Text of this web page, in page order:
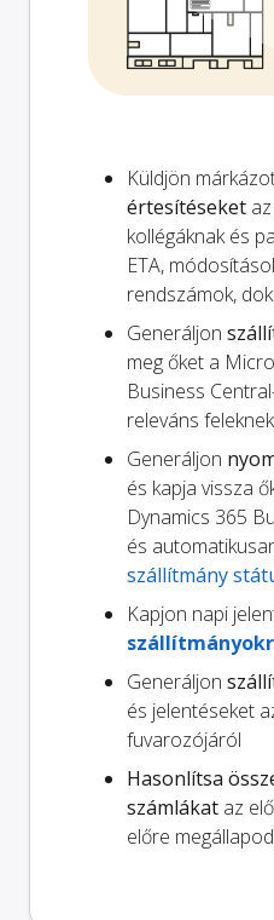
Küldjön
értesítéseket
kollégáknak és
ETA,
rendszámok,
Generáljon
meg őket a
Business
releváns feleknek
Generáljon
és kapja vissza
Dynamics 365
és
szállítmány
Kapjon napi
Generáljon
és jelentéseket
fuvarozójáról
Hasonlítsa
számlákat az
előre